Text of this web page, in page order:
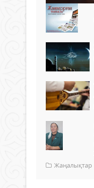
Жаңалықтар